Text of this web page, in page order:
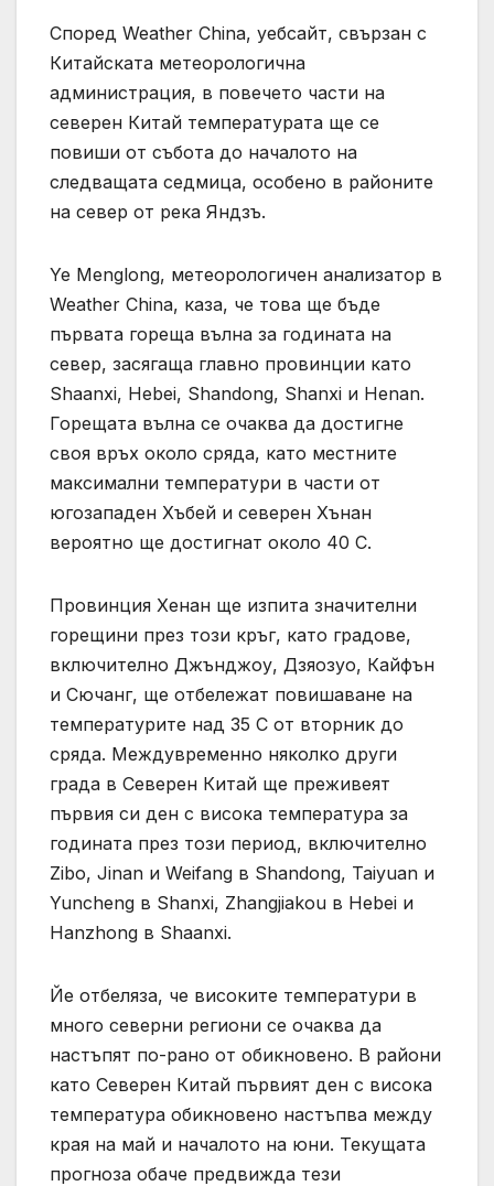
Според Weather China, уебсайт, свързан с
Китайската метеорологична
администрация, в повечето части на
северен Китай температурата ще се
повиши от събота до началото на
следващата седмица, особено в районите
на север от река Яндзъ.
Ye Menglong, метеорологичен анализатор в
Weather China, каза, че това ще бъде
първата гореща вълна за годината на
север, засягаща главно провинции като
Shaanxi, Hebei, Shandong, Shanxi и Henan.
Горещата вълна се очаква да достигне
своя връх около сряда, като местните
максимални температури в части от
югозападен Хъбей и северен Хънан
вероятно ще достигнат около 40 C.
Провинция Хенан ще изпита значителни
горещини през този кръг, като градове,
включително Джънджоу, Дзяозуо, Кайфън
и Сючанг, ще отбележат повишаване на
температурите над 35 C от вторник до
сряда. Междувременно няколко други
града в Северен Китай ще преживеят
първия си ден с висока температура за
годината през този период, включително
Zibo, Jinan и Weifang в Shandong, Taiyuan и
Yuncheng в Shanxi, Zhangjiakou в Hebei и
Hanzhong в Shaanxi.
Йе отбеляза, че високите температури в
много северни региони се очаква да
настъпят по-рано от обикновено. В райони
като Северен Китай първият ден с висока
температура обикновено настъпва между
края на май и началото на юни. Текущата
прогноза обаче предвижда тези